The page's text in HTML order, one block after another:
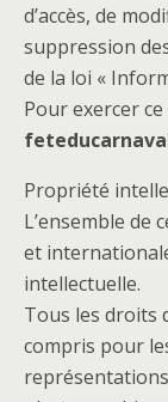
d’accès, de
suppression
de la loi «
Pour exercer
Propriété
L’ensemble de
et
intellectuelle.
Tous les droits
compris pour